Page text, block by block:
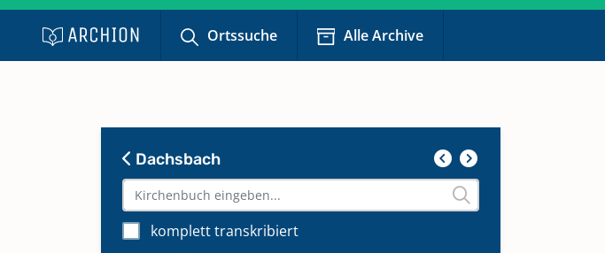
Ortssuche Alle Archive
Dachsbach
komplett transkribiert
Taufen 1849 - 1880
Taufen 1881 - 1913